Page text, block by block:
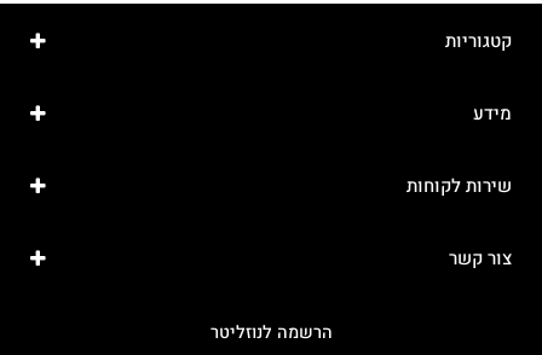
קטגוריות
מידע
שירות לקוחות
צור קשר
הרשמה לנוזליטר